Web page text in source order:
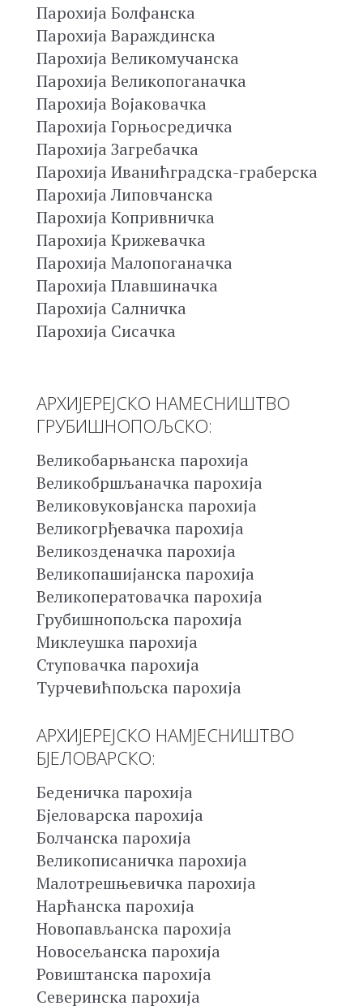
Парохија Болфанска
Парохија Вараждинска
Парохија Великомучанска
Парохија Великопоганачка
Парохија Војаковачка
Парохија Горњосредичка
Парохија Загребачка
Парохија Иванићградска-граберска
Парохија Липовчанска
Парохија Копривничка
Парохија Крижевачка
Парохија Малопоганачка
Парохија Плавшиначка
Парохија Салничка
Парохија Сисачка
АРХИЈЕРЕЈСКО НАМЕСНИШТВО
ГРУБИШНОПОЉСКО:
Великобарњанска парохија
Великобршљаначка парохија
Великовуковјанска парохија
Великогрђевачка парохија
Великозденачка парохија
Великопашијанска парохија
Великоператовачка парохија
Грубишнопољска парохија
Миклеушка парохија
Ступовачка парохија
Турчевићпољска парохија
АРХИЈЕРЕЈСКО НАМЈЕСНИШТВО
БЈЕЛОВАРСКО:
Беденичка парохија
Бјеловарска парохија
Болчанска парохија
Великописаничка парохија
Малотрешњевичка парохија
Нарћанска парохија
Новопављанска парохија
Новосељанска парохија
Ровиштанска парохија
Северинска парохија